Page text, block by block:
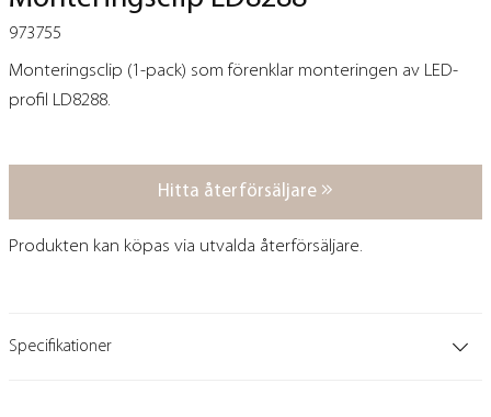
973755
Monteringsclip (1-pack) som förenklar monteringen av LED-
profil LD8288.
Hitta återförsäljare
Produkten kan köpas via utvalda återförsäljare.
Specifikationer